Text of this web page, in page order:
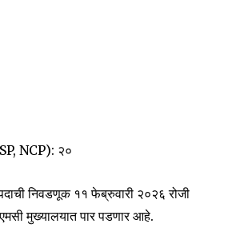
NCP): २०
निवडणूक ११ फेब्रुवारी २०२६ रोजी
मुख्यालयात पार पडणार आहे.